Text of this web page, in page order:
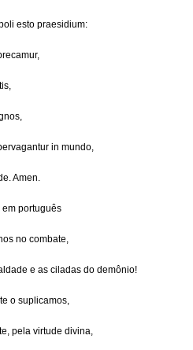
esto praesidium:
in mundo,
Amen.
em português
no combate,
e as ciladas do demônio!
o suplicamos,
pela virtude divina,